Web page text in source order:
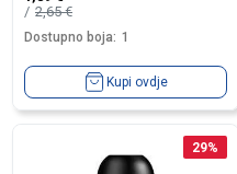
2,65€
Dostupno boja: 1
Kupi ovdje
29%